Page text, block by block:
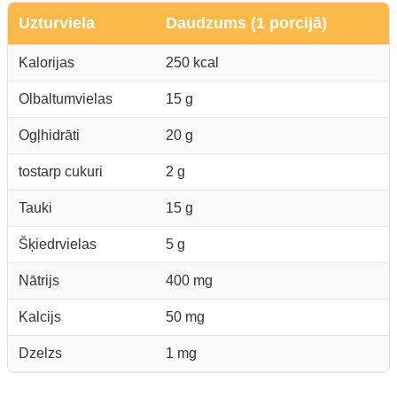
Uzturviela Daudzums (1 porcijā)
Kalorijas 250 kcal
Olbaltumvielas 15 g
Ogļhidrāti 20 g
tostarp cukuri 2 g
Tauki 15 g
Šķiedrvielas 5 g
Nātrijs 400 mg
Kalcijs 50 mg
Dzelzs 1 mg